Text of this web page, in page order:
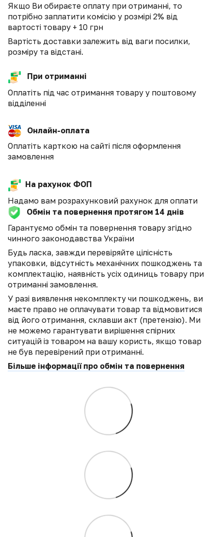
Якщо Ви обираєте оплату при отриманні, то
потрібно заплатити комісію у розмірі 2% від
вартості товару + 10 грн
Вартість доставки залежить від ваги посилки,
розміру та відстані.
При отриманні
Оплатіть під час отримання товару у поштовому
відділенні
Онлайн-оплата
Оплатіть карткою на сайті після оформлення
замовлення
На рахунок ФОП
Надамо вам розрахунковий рахунок для оплати
Обмін та повернення протягом 14 днів
Гарантуємо обмін та повернення товару згідно
чинного законодавства України
Будь ласка, завжди перевіряйте цілісність
упаковки, відсутність механічних пошкоджень та
комплектацію, наявність усіх одиниць товару при
отриманні замовлення.
У разі виявлення некомплекту чи пошкоджень, ви
маєте право не оплачувати товар та відмовитися
від його отримання, склавши акт (претензію). Ми
не можемо гарантувати вирішення спірних
ситуацій із товаром на вашу користь, якщо товар
не був перевірений при отриманні.
Більше інформації про обмін та повернення